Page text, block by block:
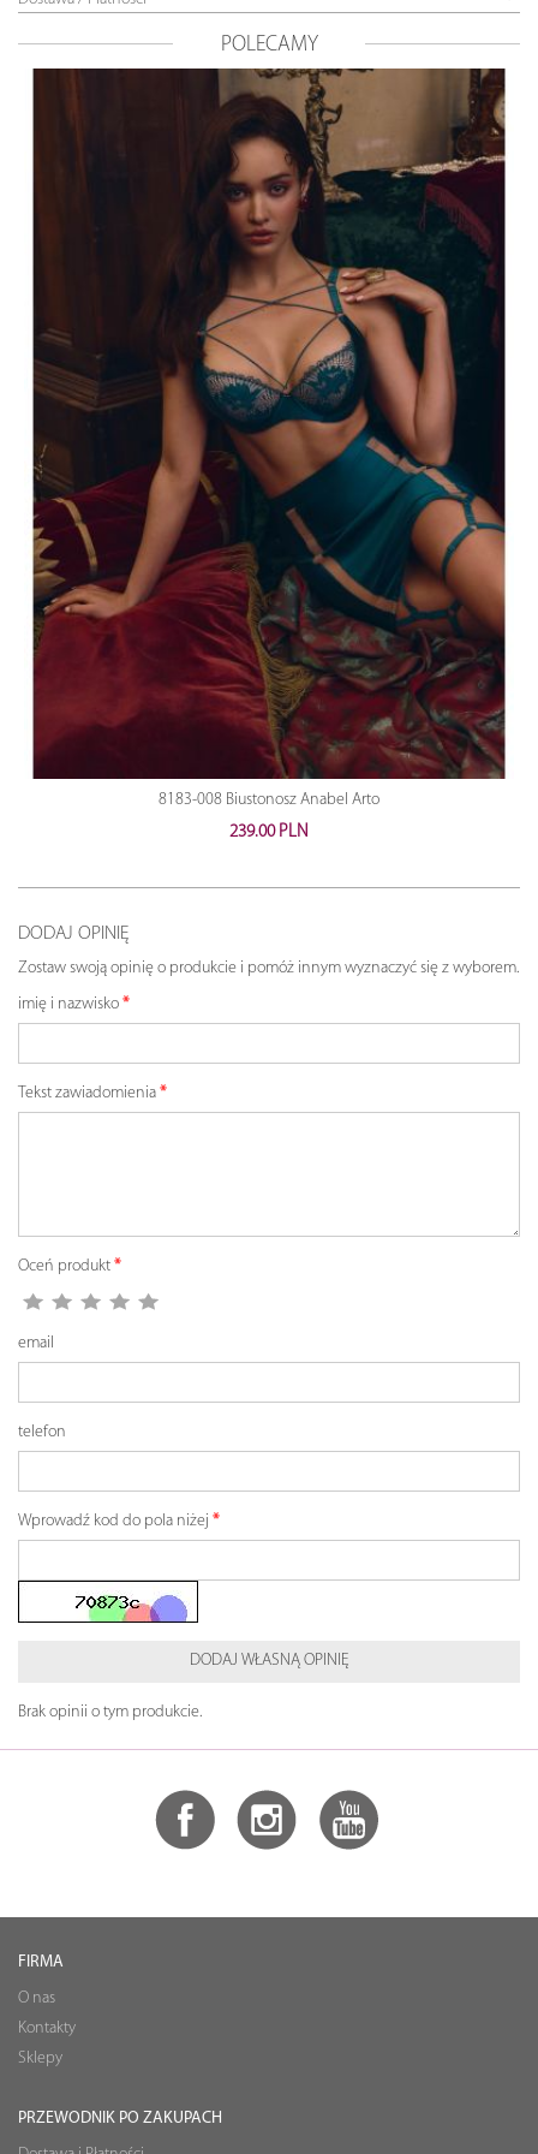
POLECAMY
8183-008 Biustonosz Anabel Arto
239.00 PLN
DODAJ OPINIĘ
Zostaw swoją opinię o produkcie i pomóż innym wyznaczyć się z wyborem.
imię i nazwisko
Tekst zawiadomienia
Oceń produkt
email
telefon
Wprowadź kod do pola niżej
DODAJ WŁASNĄ OPINIĘ
Brak opinii o tym produkcie.
FIRMA
O nas
Kontakty
Sklepy
PRZEWODNIK PO ZAKUPACH